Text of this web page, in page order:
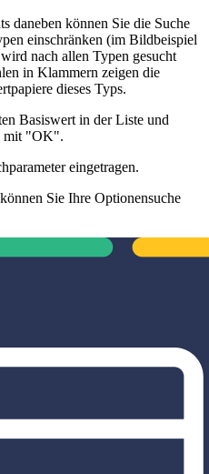
daneben können Sie die Suche
einschränken (im Bildbeispiel
nach allen Typen gesucht
in Klammern zeigen die
dieses Typs.
Basiswert in der Liste und
mit "OK".
eingetragen.
Sie Ihre Optionensuche